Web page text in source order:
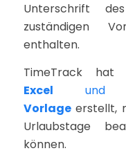
Unterschrift
zuständigen
enthalten.
TimeTrack
Excel
Vorlageerstellt,
Urlaubstage
können.